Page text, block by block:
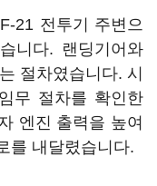
21 전투기 주변으
니다. 랜딩기어와
절차였습니다. 시
무 절차를 확인한
엔진 출력을 높여
를 내달렸습니다.